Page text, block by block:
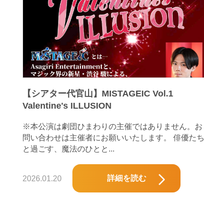
【シアター代官山】MISTAGEIC Vol.1
Valentine's ILLUSION
※本公演は劇団ひまわりの主催ではありません。お
問い合わせは主催者にお願いいたします。 俳優たち
と過ごす、魔法のひとと...
2026.01.20 詳細を読む